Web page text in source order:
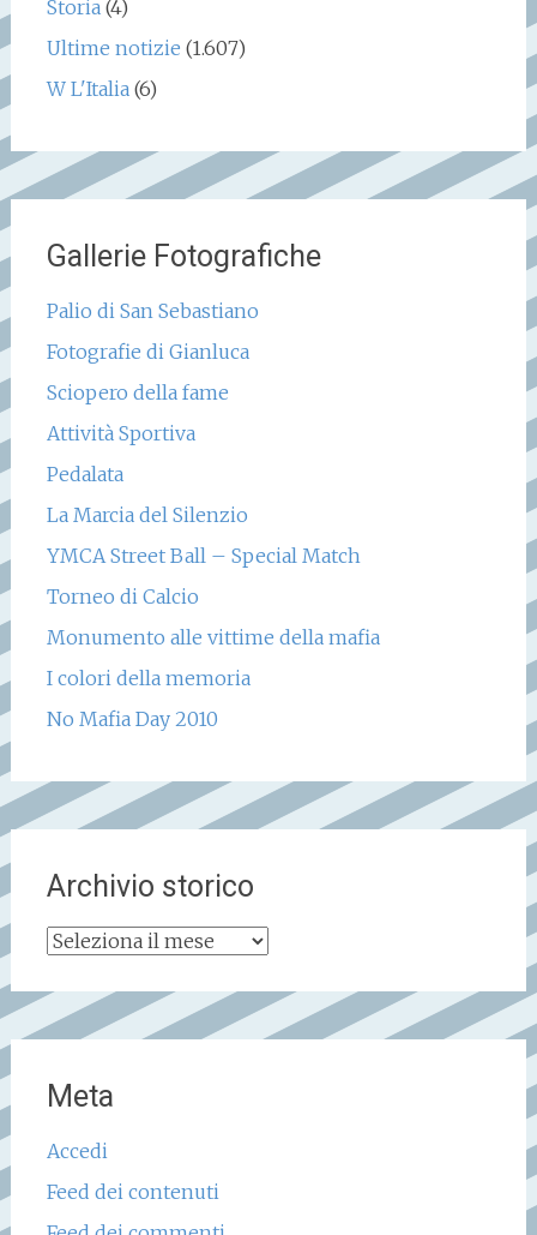
Storia(4)
Ultime notizie (1.607)
W L'Italia(6)
Gallerie Fotografiche
Palio di San Sebastiano
Fotografie di Gianluca
Sciopero della fame
Attività Sportiva
Pedalata
La Marcia del Silenzio
YMCA Street Ball – Special Match
Torneo di Calcio
Monumento alle vittime della mafia
I colori della memoria
No Mafia Day 2010
Archivio storico
Archivio
Meta
Accedi
Feed dei contenuti